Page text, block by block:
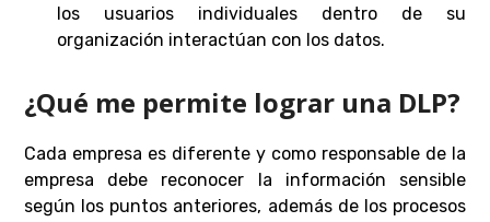
los usuarios individuales dentro de su
organización interactúan con los datos.
¿Qué me permite lograr una DLP?
Cada empresa es diferente y como responsable de la
empresa debe reconocer la información sensible
según los puntos anteriores, además de los procesos